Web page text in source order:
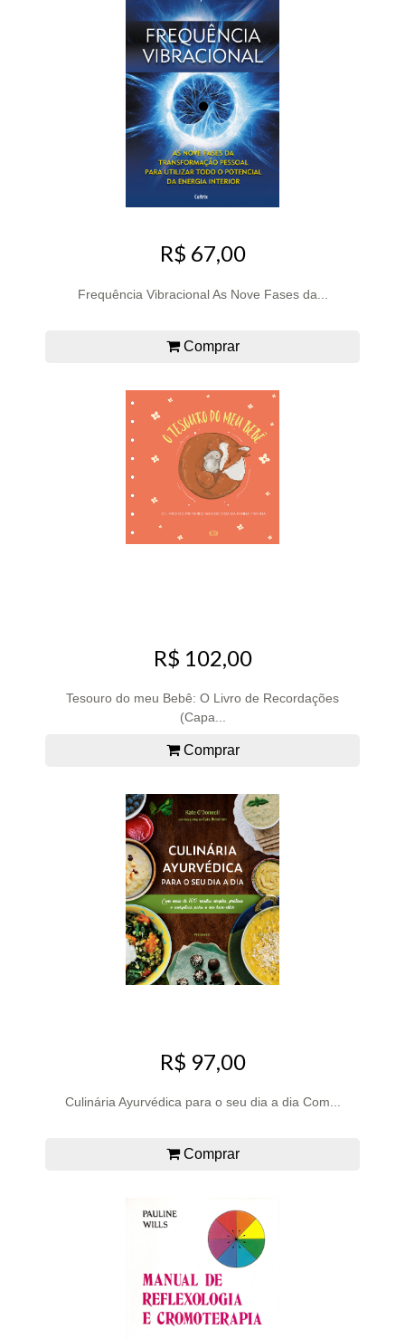
R$ 67,00
Frequência Vibracional As Nove Fases da...
Comprar
R$ 102,00
Tesouro do meu Bebê: O Livro de Recordações
(Capa...
Comprar
R$ 97,00
Culinária Ayurvédica para o seu dia a dia Com...
Comprar